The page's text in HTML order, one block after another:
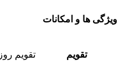
ویژگی ها و امکانات
تقویم تقویم روز